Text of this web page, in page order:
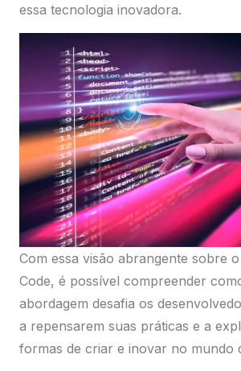
essa tecnologia inovadora.
Com essa visão abrangente sobre
Code, é possível compreender
abordagem desafia os
a repensarem suas práticas e a
formas de criar e inovar no mundo